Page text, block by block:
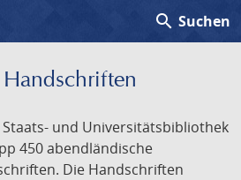
search Suchen
und Universitätsbibliothek
450 abendländische
Die Handschriften